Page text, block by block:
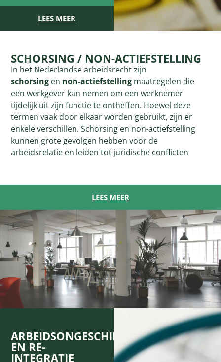
LEES MEER
SCHORSING / NON-ACTIEFSTELLING
In het Nederlandse arbeidsrecht zijn
schorsing en non-actiefstelling maatregelen die
een werkgever kan nemen om een werknemer
tijdelijk uit zijn functie te ontheffen. Hoewel deze
termen vaak door elkaar worden gebruikt, zijn er
enkele verschillen. Schorsing en non-actiefstelling
kunnen grote gevolgen hebben voor de
arbeidsrelatie en leiden tot juridische conflicten
LEES MEER
ARBEIDSONGESCHIKTHEID
EN RE-
INTEGRATIE